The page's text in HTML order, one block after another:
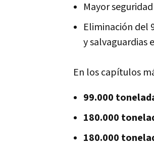
Mayor
Eliminación del
y salvaguardias
En los capítulos
99.000
180.000
180.000